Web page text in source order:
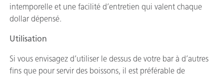
intemporelle et une facilité d’entretien qui valent chaque
dollar dépensé.
Utilisation
Si vous envisagez d’utiliser le dessus de votre bar à d’autres
fins que pour servir des boissons, il est préférable de